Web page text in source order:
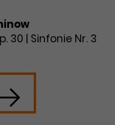
umfassen in
die Anzahl
aus der sie
besuchten
1
von
Ads-
30 | Sinfonie Nr. 3